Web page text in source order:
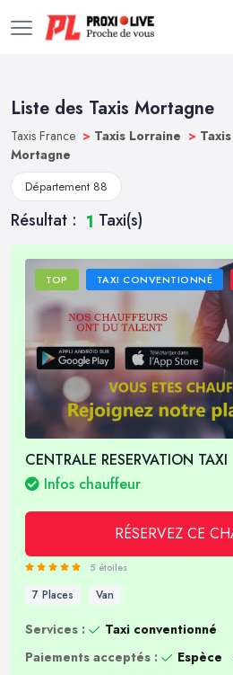
Liste des Taxis Mortagne
Taxis France > Taxis Lorraine >
Mortagne
Département 88
Résultat : 1 Taxi(s)
TOP TAXI CONVENTIONNÉ
CENTRALE RESERVATION TAXI
Infos chauffeur
RÉSERVEZ CE
5 étoiles
7 Places Van
Services :
Taxi conventionné
Paiements acceptés :
Espèce